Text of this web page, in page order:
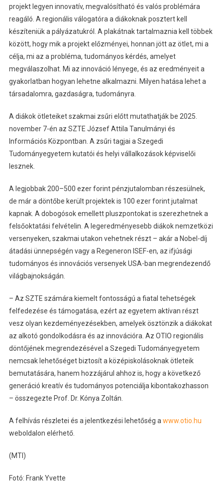
projekt legyen innovatív, megvalósítható és valós problémára
reagáló. A regionális válogatóra a diákoknak posztert kell
készíteniük a pályázatukról. A plakátnak tartalmaznia kell többek
között, hogy mik a projekt előzményei, honnan jött az ötlet, mi a
célja, mi az a probléma, tudományos kérdés, amelyet
megválaszolhat. Mi az innováció lényege, és az eredményeit a
gyakorlatban hogyan lehetne alkalmazni. Milyen hatása lehet a
társadalomra, gazdaságra, tudományra.
A diákok ötleteiket szakmai zsűri előtt mutathatják be 2025.
november 7-én az SZTE József Attila Tanulmányi és
Információs Központban. A zsűri tagjai a Szegedi
Tudományegyetem kutatói és helyi vállalkozások képviselői
lesznek.
A legjobbak 200–500 ezer forint pénzjutalomban részesülnek,
de már a döntőbe került projektek is 100 ezer forint jutalmat
kapnak. A dobogósok emellett pluszpontokat is szerezhetnek a
felsőoktatási felvételin. A legeredményesebb diákok nemzetközi
versenyeken, szakmai utakon vehetnek részt – akár a Nobel-díj
átadási ünnepségén vagy a Regeneron ISEF-en, az ifjúsági
tudományos és innovációs versenyek USA-ban megrendezendő
világbajnokságán.
– Az SZTE számára kiemelt fontosságú a fiatal tehetségek
felfedezése és támogatása, ezért az egyetem aktívan részt
vesz olyan kezdeményezésekben, amelyek ösztönzik a diákokat
az alkotó gondolkodásra és az innovációra. Az OTIO regionális
döntőjének megrendezésével a Szegedi Tudományegyetem
nemcsak lehetőséget biztosít a középiskolásoknak ötleteik
bemutatására, hanem hozzájárul ahhoz is, hogy a következő
generáció kreatív és tudományos potenciálja kibontakozhasson
– összegezte Prof. Dr. Kónya Zoltán.
A felhívás részletei és a jelentkezési lehetőség a www.otio.hu
weboldalon elérhető.
(MTI)
Fotó: Frank Yvette